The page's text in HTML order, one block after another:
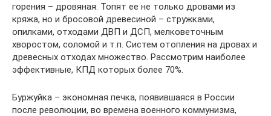
горения – дровяная. Топят ее не только дровами из
кряжа, но и бросовой древесиной – стружками,
опилками, отходами ДВП и ДСП, мелковеточным
хворостом, соломой и т.п. Систем отопления на дровах и
древесных отходах множество. Рассмотрим наиболее
эффективные, КПД которых более 70%.
Буржуйка – экономная печка, появившаяся в России
после революции, во времена военного коммунизма,